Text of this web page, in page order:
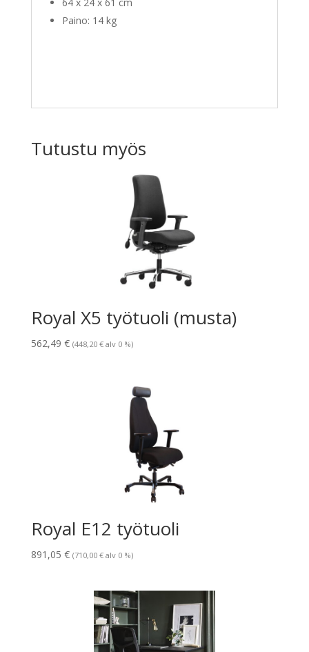
Paino: 14 kg
Tutustu myös
Royal X5 työtuoli (musta)
562,49 € (448,20 €alv 0 %)
Royal E12 työtuoli
891,05 € (710,00 €alv 0 %)